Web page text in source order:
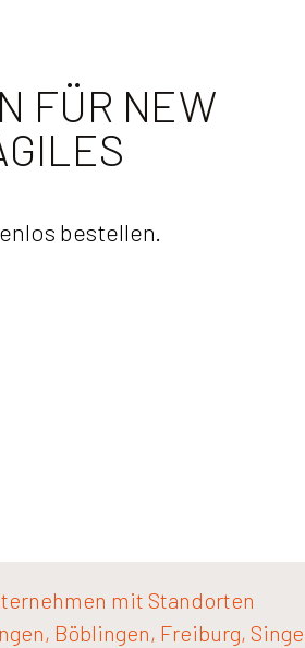
FÜR NEW
bestellen.
mit Standorten
Böblingen, Freiburg,